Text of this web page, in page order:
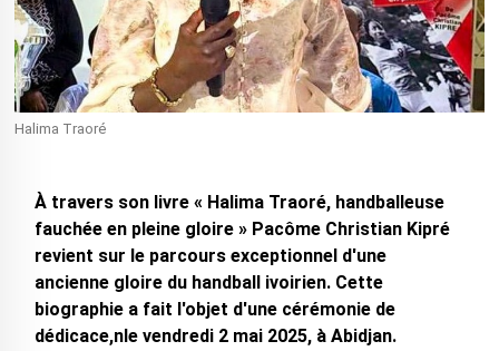
Halima Traoré
À travers son livre « Halima Traoré, handballeuse
fauchée en pleine gloire » Pacôme Christian Kipré
revient sur le parcours exceptionnel d'une
ancienne gloire du handball ivoirien. Cette
biographie a fait l'objet d'une cérémonie de
dédicace,nle vendredi 2 mai 2025, à Abidjan.